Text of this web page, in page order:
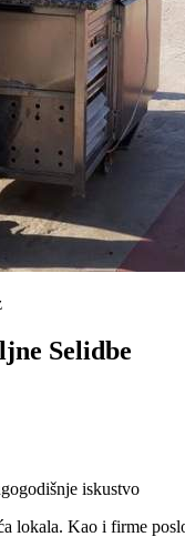
Selidbe
iskustvo
lokala. Kao i firme